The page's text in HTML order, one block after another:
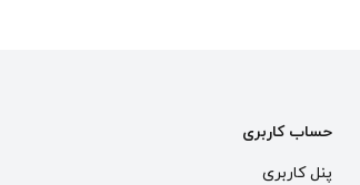
حساب کاربری
پنل کاربری